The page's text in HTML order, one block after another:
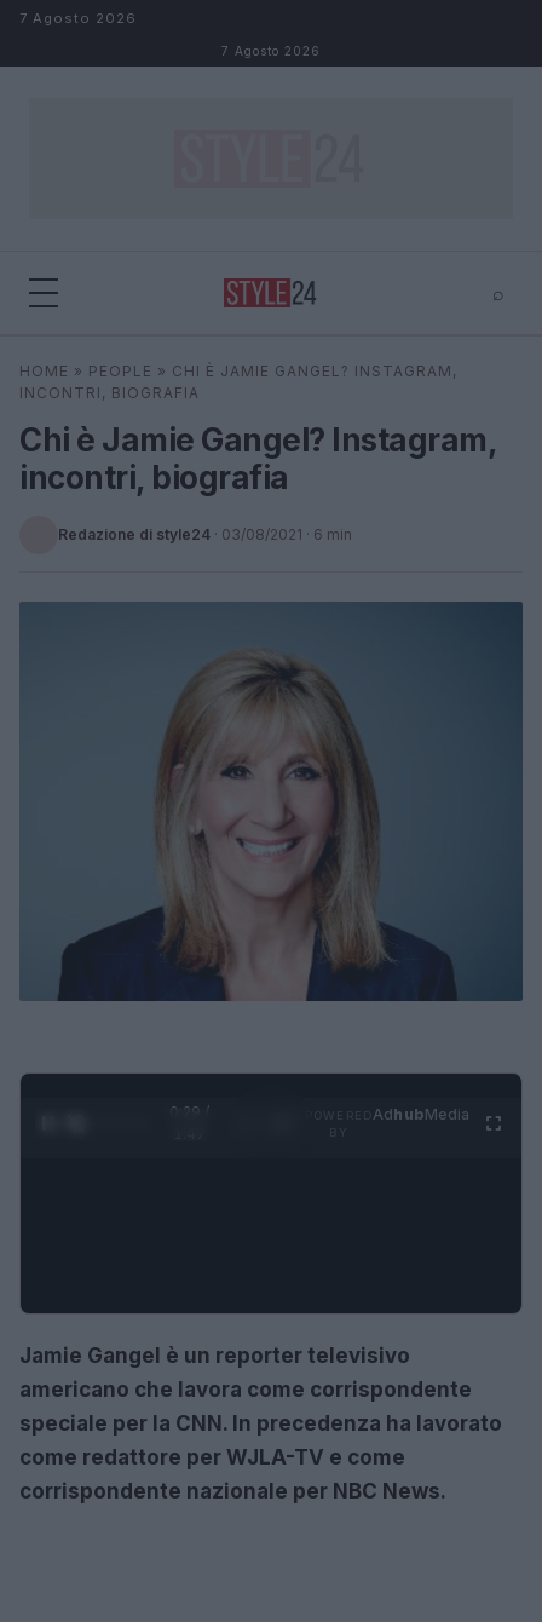
Salta al contenuto
7 Agosto 2026
7 Agosto 2026
⌕
Cerca ⌕
HOME » PEOPLE » CHI È JAMIE GANGEL? INSTAGRAM,
INCONTRI, BIOGRAFIA
Chi è Jamie Gangel? Instagram,
incontri, biografia
Redazione di style24 · 03/08/2021 · 6 min
0:30 /
AdhubMedia
Jamie Gangel è un reporter televisivo
americano che lavora come corrispondente
speciale per la CNN. In precedenza ha lavorato
come redattore per WJLA-TV e come
corrispondente nazionale per NBC News.